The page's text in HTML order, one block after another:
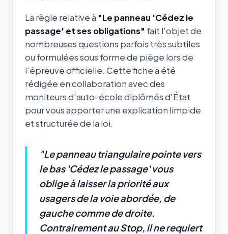
La règle relative à "Le panneau 'Cédez le
passage' et ses obligations" fait l'objet de
nombreuses questions parfois très subtiles
ou formulées sous forme de piège lors de
l'épreuve officielle. Cette fiche a été
rédigée en collaboration avec des
moniteurs d'auto-école diplômés d'État
pour vous apporter une explication limpide
et structurée de la loi.
"Le panneau triangulaire pointe vers
le bas 'Cédez le passage' vous
oblige à laisser la priorité aux
usagers de la voie abordée, de
gauche comme de droite.
Contrairement au Stop, il ne requiert